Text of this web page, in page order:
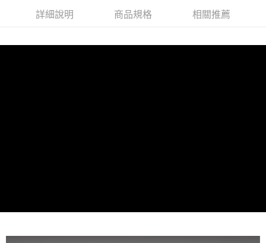
詳細說明 商品規格 相關推薦